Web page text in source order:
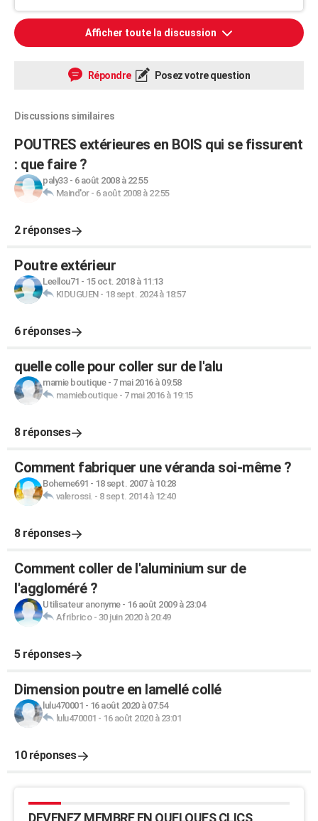
Afficher toute la discussion
Répondre Posez votre question
Discussions similaires
POUTRES extérieures en BOIS qui se fissurent
: que faire ?
paly33- 6 août 2008 à 22:55
Maind'or- 6 août 2008 à 22:55
2 réponses
Poutre extérieur
Leellou71 - 15 oct. 2018 à 11:13
KIDUGUEN- 18 sept. 2024 à 18:57
6 réponses
quelle colle pour coller sur de l'alu
mamie boutique- 7 mai 2016 à 09:58
mamieboutique- 7 mai 2016 à 19:15
8 réponses
Comment fabriquer une véranda soi-même ?
Boheme691 - 18 sept. 2007 à 10:28
valerossi. - 8 sept. 2014 à 12:40
8 réponses
Comment coller de l'aluminium sur de
l'aggloméré ?
Utilisateur anonyme- 16 août 2009 à 23:04
Afribrico- 30 juin 2020 à 20:49
5 réponses
Dimension poutre en lamellé collé
lulu470001 - 16 août 2020 à 07:54
lulu470001 - 16 août 2020 à 23:01
10 réponses
DEVENEZ MEMBRE EN QUELQUES CLICS